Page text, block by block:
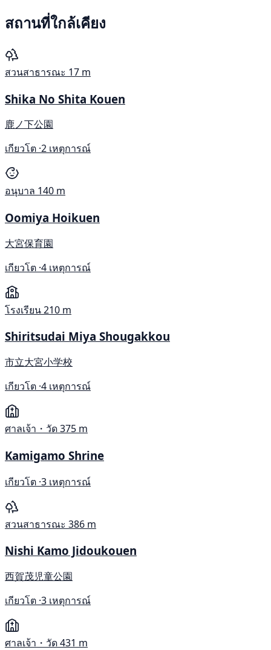
สถานที่ใกล้เคียง
สวนสาธารณะ 17 m
Shika No Shita Kouen
鹿ノ下公園
เกียวโต ·2 เหตุการณ์
อนุบาล 140 m
Oomiya Hoikuen
大宮保育園
เกียวโต ·4 เหตุการณ์
โรงเรียน210 m
Shiritsudai Miya Shougakkou
市立大宮小学校
เกียวโต ·4 เหตุการณ์
ศาลเจ้า・วัด375 m
Kamigamo Shrine
เกียวโต ·3 เหตุการณ์
สวนสาธารณะ 386 m
Nishi Kamo Jidoukouen
西賀茂児童公園
เกียวโต ·3 เหตุการณ์
ศาลเจ้า・วัด431 m